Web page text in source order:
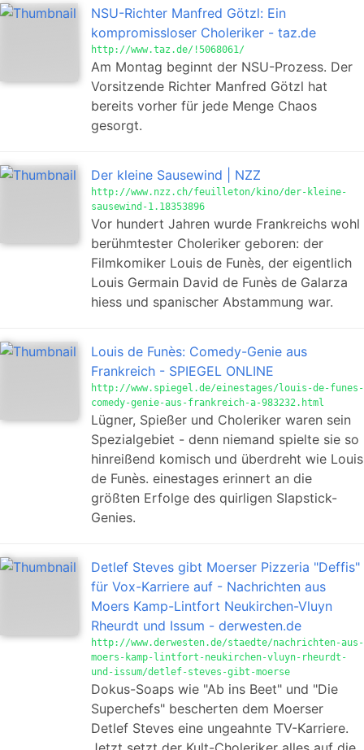
NSU-Richter Manfred Götzl: Ein
kompromissloser Choleriker - taz.de
http://www.taz.de/!5068061/
Am Montag beginnt der NSU-Prozess. Der
Vorsitzende Richter Manfred Götzl hat
bereits vorher für jede Menge Chaos
gesorgt.
Der kleine Sausewind | NZZ
http://www.nzz.ch/feuilleton/kino/der-kleine-
sausewind-1.18353896
Vor hundert Jahren wurde Frankreichs wohl
berühmtester Choleriker geboren: der
Filmkomiker Louis de Funès, der eigentlich
Louis Germain David de Funès de Galarza
hiess und spanischer Abstammung war.
Louis de Funès: Comedy-Genie aus
Frankreich - SPIEGEL ONLINE
http://www.spiegel.de/einestages/louis-de-funes-
comedy-genie-aus-frankreich-a-983232.html
Lügner, Spießer und Choleriker waren sein
Spezialgebiet - denn niemand spielte sie so
hinreißend komisch und überdreht wie Louis
de Funès. einestages erinnert an die
größten Erfolge des quirligen Slapstick-
Genies.
Detlef Steves gibt Moerser Pizzeria "Deffis"
für Vox-Karriere auf - Nachrichten aus
Moers Kamp-Lintfort Neukirchen-Vluyn
Rheurdt und Issum - derwesten.de
http://www.derwesten.de/staedte/nachrichten-aus-
moers-kamp-lintfort-neukirchen-vluyn-rheurdt-
und-issum/detlef-steves-gibt-moerse
Dokus-Soaps wie "Ab ins Beet" und "Die
Superchefs" bescherten dem Moerser
Detlef Steves eine ungeahnte TV-Karriere.